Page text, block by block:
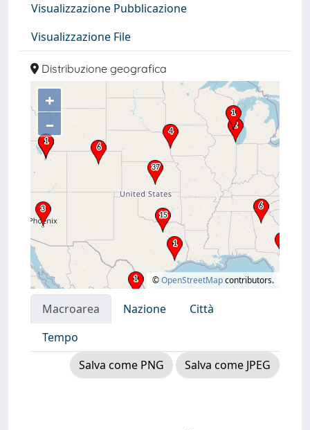
Visualizzazione Pubblicazione
Visualizzazione File
Distribuzione geografica
+
–
©OpenStreetMapcontributors.
Macroarea Nazione
Città
Tempo
Salva come PNG
Salva come JPEG